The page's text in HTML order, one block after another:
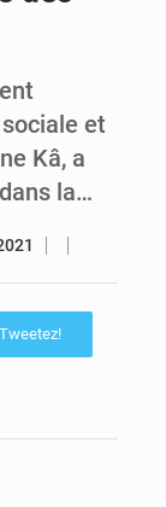
et
Kâ, a
la…
Tweetez!